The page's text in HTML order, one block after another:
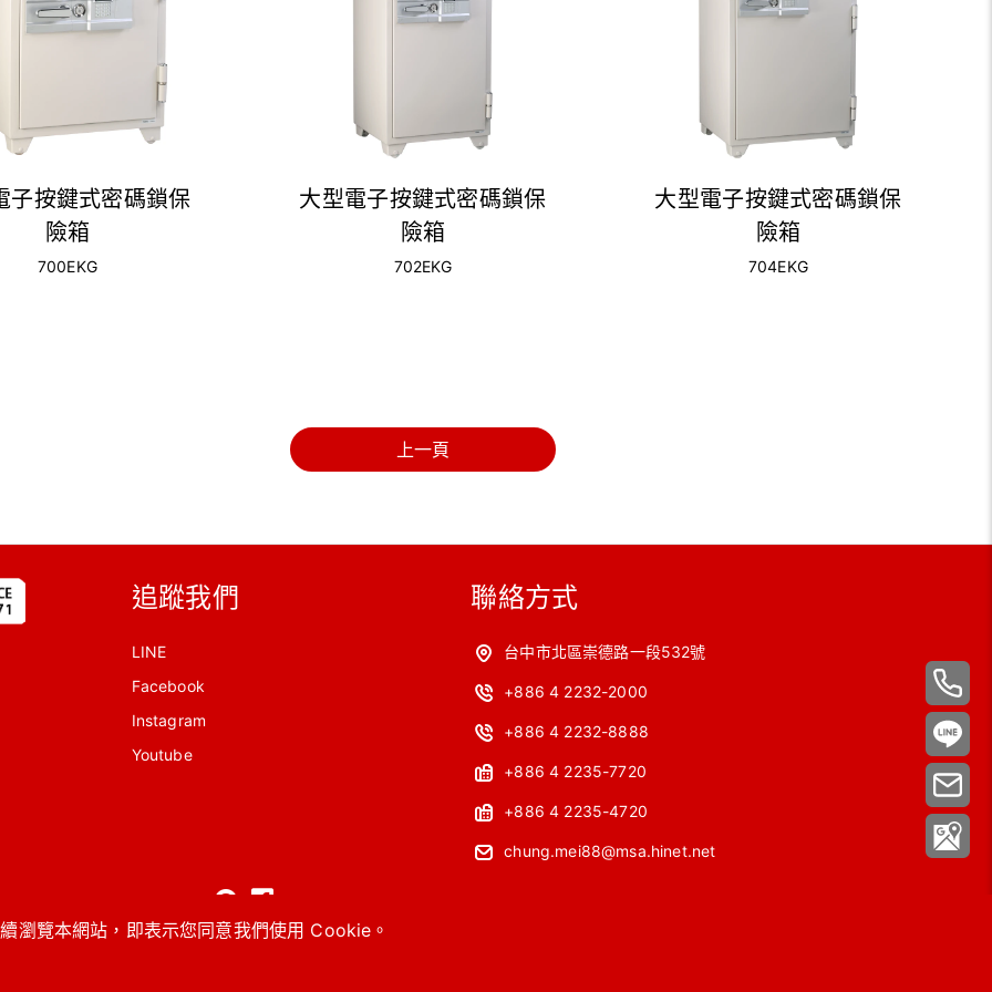
子按鍵式密碼鎖保
險箱
700EKG
大型電子按鍵式密碼鎖保
險箱
702EKG
大型電子按鍵式密碼鎖保
險箱
704EKG
上一頁
瀏覽本網站，即表示您同意我們使用 Cookie。
追蹤我們
LINE
Facebook
Instagram
Youtube
聯絡方式
台中市北區崇德路一段532號
+886 4 2232-2000
+886 4 2232-8888
+886 4 2235-7720
+886 4 2235-4720
chung.mei88@msa.hinet.net
© 忠美家具工業股份有限公司 Designed by首岳資訊